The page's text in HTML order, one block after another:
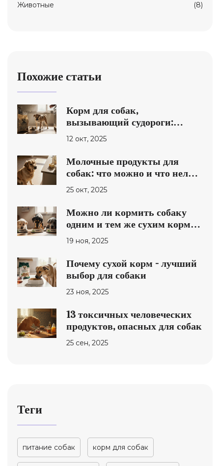
Животные
(8)
Похожие статьи
Корм для собак,
вызывающий судороги:
причины, признаки и
безопасный выбор
12 окт, 2025
Молочные продукты для
собак: что можно и что нельзя
давать
25 окт, 2025
Можно ли кормить собаку
одним и тем же сухим кормом
всю жизнь?
19 ноя, 2025
Почему сухой корм - лучший
выбор для собаки
23 ноя, 2025
13 токсичных человеческих
продуктов, опасных для собак
25 сен, 2025
Теги
питание собак корм для собак